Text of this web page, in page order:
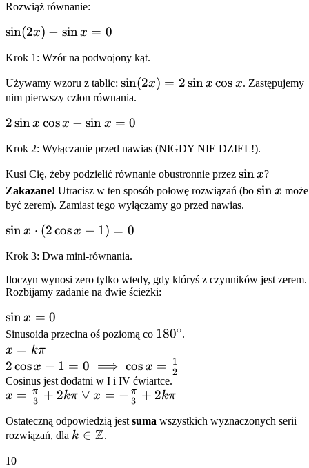
Rozwiąż równanie:
\sin(2x)
= 0
sin(2x) − sinx = 0
Krok 1: Wzór na podwojony kąt.
Używamy wzoru z tablic: \sin(2x)
= 2\sin
x \cos x
sin(2x) = 2sinx cos x. Zastępujemy
nim pierwszy człon równania.
2\sin
\cos
x -
\sin
x =
2sinx cosx − sin x = 0
Krok 2: Wyłączanie przed nawias (NIGDY NIE DZIEL!).
Kusi Cię, żeby podzielić równanie obustronnie przez \sin
x
sinx?
Zakazane! Utracisz w ten sposób połowę rozwiązań (bo \sin
sinx może
być zerem). Zamiast tego wyłączamy go przed nawias.
\sin x
(2\cos
x - 1)
= 0
sinx ⋅ (2cosx − 1) = 0
Krok 3: Dwa mini-równania.
Iloczyn wynosi zero tylko wtedy, gdy któryś z czynników jest zerem.
Rozbijamy zadanie na dwie ścieżki:
\sin
x =
0
sinx = 0
Sinusoida przecina oś poziomą co 180^\circ
180∘.
x =
k\pi
x = kπ
2\cos x -
1 = 0
\implies
\cos x =
\frac{1}
2cosx − 1 = 0 ⟹ cos x = 2
1
Cosinus jest dodatni w I i IV ćwiartce.
x =
{3} +
2k\pi \lor
x = -
x = 3
π + 2kπ ∨ x = − 3
π + 2kπ
Ostateczną odpowiedzią jest suma wszystkich wyznaczonych serii
rozwiązań, dla k \in
k ∈ Z.
10